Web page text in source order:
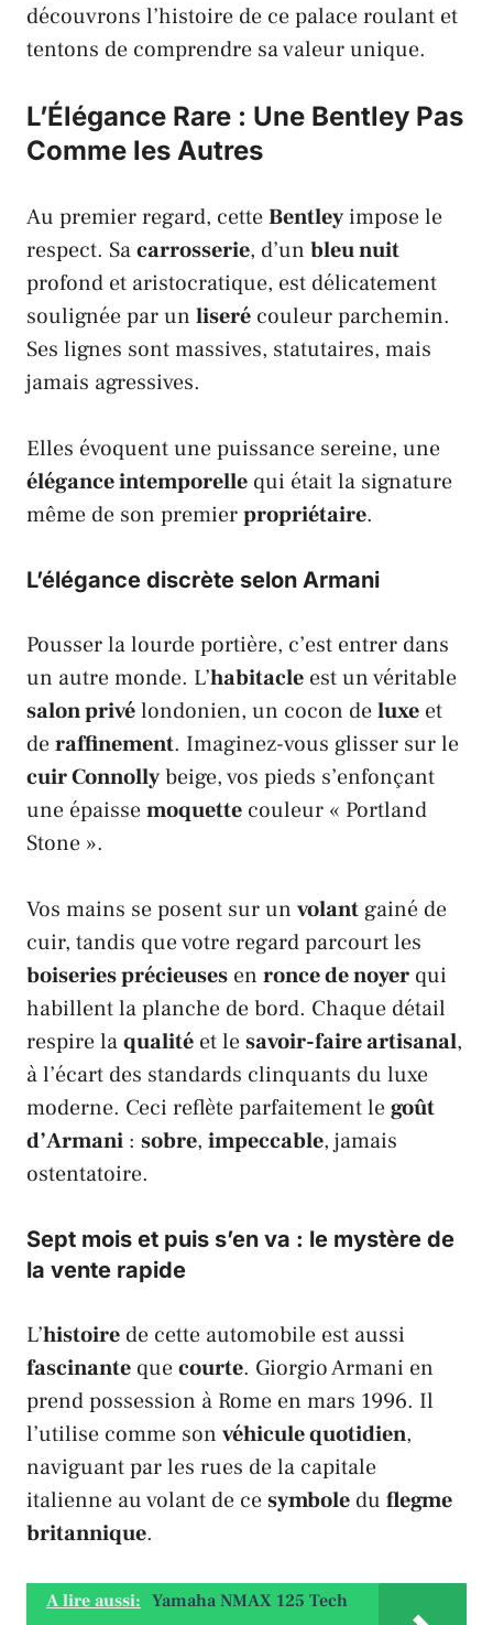
découvrons l’histoire de ce palace roulant et
tentons de comprendre sa valeur unique.
L’Élégance Rare : Une Bentley Pas
Comme les Autres
Au premier regard, cetteBentleyimpose le
respect. Sacarrosserie, d’un bleu nuit
profond et aristocratique, est délicatement
soulignée par un liseré couleur parchemin.
Ses lignes sont massives, statutaires, mais
jamais agressives.
Elles évoquent une puissance sereine, une
élégance intemporelle qui était la signature
même de son premierpropriétaire.
L’élégance discrète selon Armani
Pousser la lourde portière, c’est entrer dans
un autre monde. L’habitacle est un véritable
salon privélondonien, un cocon deluxe et
deraffinement. Imaginez-vous glisser sur le
cuir Connollybeige, vos pieds s’enfonçant
une épaissemoquette couleur « Portland
Stone ».
Vos mains se posent sur un volant gainé de
cuir, tandis que votre regard parcourt les
boiseries précieuses en ronce de noyer qui
habillent la planche de bord. Chaque détail
respire laqualité et lesavoir-faire artisanal,
à l’écart des standards clinquants du luxe
moderne. Ceci reflète parfaitement legoût
d’Armani : sobre, impeccable, jamais
ostentatoire.
Sept mois et puis s’en va : le mystère de
la vente rapide
L’histoire de cette automobile est aussi
fascinante quecourte. Giorgio Armani en
prend possession à Rome en mars 1996. Il
l’utilise comme son véhicule quotidien,
naviguant par les rues de la capitale
italienne au volant de cesymbole du flegme
britannique.
A lire aussi: Yamaha NMAX 125 Tech